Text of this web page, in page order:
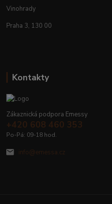
Vinohrady
Praha 3, 130 00
Kontakty
Zákaznická podpora Emessy
+420 608 460 353
Po-Pá: 09-18 hod.
info@emessa.cz